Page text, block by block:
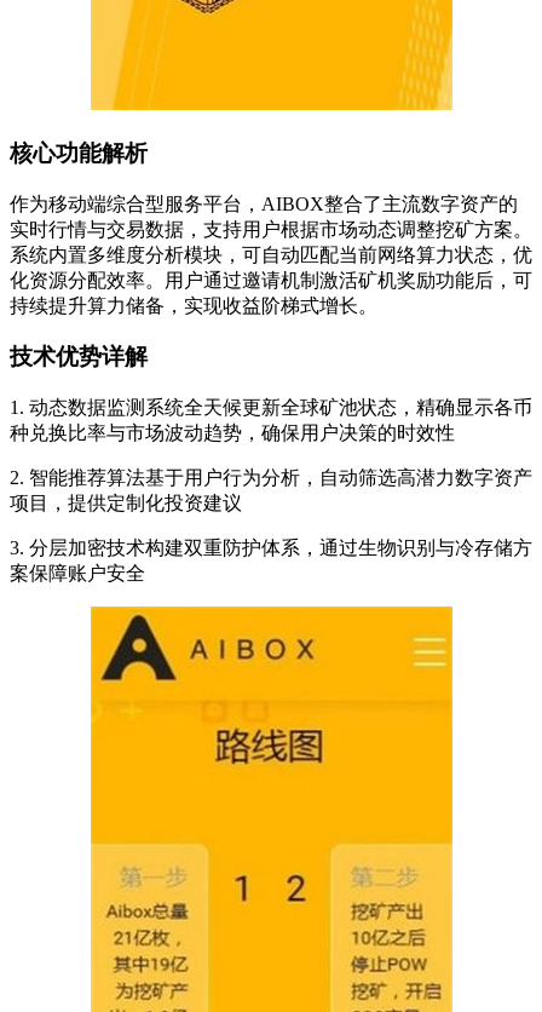
核心功能解析
作为移动端综合型服务平台，AIBOX整合了主流数字资产的
实时行情与交易数据，支持用户根据市场动态调整挖矿方案。
系统内置多维度分析模块，可自动匹配当前网络算力状态，优
化资源分配效率。用户通过邀请机制激活矿机奖励功能后，可
持续提升算力储备，实现收益阶梯式增长。
技术优势详解
1. 动态数据监测系统全天候更新全球矿池状态，精确显示各币
种兑换比率与市场波动趋势，确保用户决策的时效性
2. 智能推荐算法基于用户行为分析，自动筛选高潜力数字资产
项目，提供定制化投资建议
3. 分层加密技术构建双重防护体系，通过生物识别与冷存储方
案保障账户安全